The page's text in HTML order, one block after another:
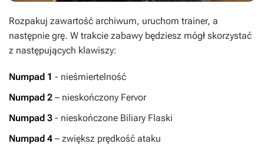
Rozpakuj zawartość archiwum, uruchom trainer, a
następnie grę. W trakcie zabawy będziesz mógł skorzystać
z następujących klawiszy:
Numpad 1 - nieśmiertelność
Numpad 2 – nieskończony Fervor
Numpad 3 - nieskończone Biliary Flaski
Numpad 4 – zwiększ prędkość ataku